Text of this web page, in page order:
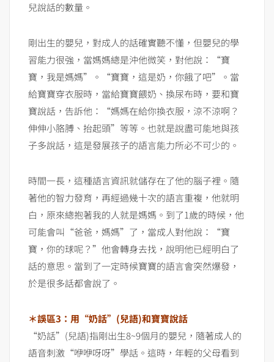
兒說話的數量。
剛出生的嬰兒，對成人的話確實聽不懂，但嬰兒的學
習能力很強，當媽媽總是沖他微笑，對他說：“寶
寶，我是媽媽”。“寶寶，這是奶，你餓了吧”。當
給寶寶穿衣服時，當給寶寶餵奶、換尿布時，要和寶
寶說話，告訴他：“媽媽在給你換衣服，涼不涼啊？
伸伸小胳膊、抬起頭”等等。也就是說盡可能地與孩
子多說話，這是發展孩子的語言能力所必不可少的。
時間一長，這種語言資訊就儲存在了他的腦子裡。隨
著他的智力發育，再經過幾十次的語言重複，他就明
白，原來總抱著我的人就是媽媽。到了1歲的時候，他
可能會叫“爸爸，媽媽”了，當成人對他說：“寶
寶，你的球呢？”他會轉身去找，說明他已經明白了
話的意思。當到了一定時候寶寶的語言會突然爆發，
於是很多話都會說了。
＊誤區3：用“奶話”(兒語)和寶寶說話
“奶話”(兒語)指剛出生8~9個月的嬰兒，隨著成人的
語音刺激“咿咿呀呀”學話。這時，年輕的父母看到